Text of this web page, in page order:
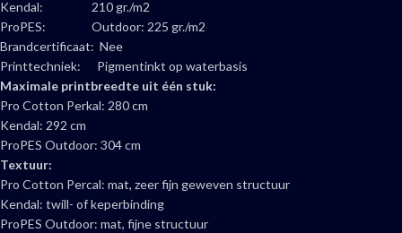
Kendal: 210 gr./m2
ProPES: Outdoor: 225 gr./m2
Brandcertificaat: Nee
Printtechniek: Pigmentinkt op waterbasis
Maximale printbreedte uit één stuk:
Pro Cotton Perkal: 280 cm
Kendal: 292 cm
ProPES Outdoor: 304 cm
Textuur:
Pro Cotton Percal: mat, zeer fijn geweven structuur
Kendal: twill- of keperbinding
ProPES Outdoor: mat, fijne structuur